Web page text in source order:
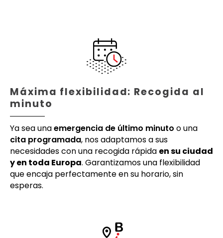
Máxima flexibilidad: Recogida al
minuto
Ya sea unaemergencia de último minuto o una
cita programada, nos adaptamos a sus
necesidades con una recogida rápida en su ciudad
y en toda Europa. Garantizamos una flexibilidad
que encaja perfectamente en su horario, sin
esperas.